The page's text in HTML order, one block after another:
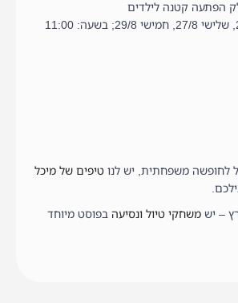
הפתעה קטנה לילדים
מועדים: שבת 24/8, שלישי 27/8, חמישי 29/8; בשעה: 11:00
לחופשה משפחתית, יש לנו טיפים של מיכל
– יש משחקי טיול ונסיעהבפוסט מיוחד